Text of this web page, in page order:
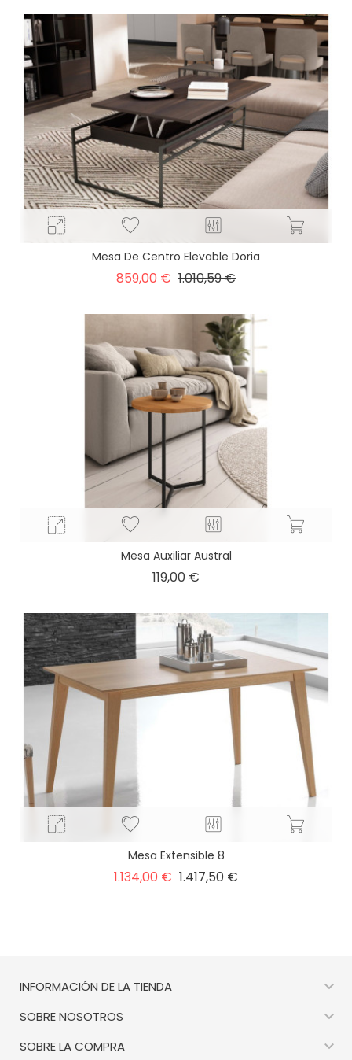
Mesa De Centro Elevable Doria
859,00 € Precio
1.010,59 €Precio
Mesa Auxiliar Austral
119,00 €
Mesa Extensible 8
1.134,00 € Precio
1.417,50 €Precio
INFORMACIÓN DE LA TIENDA 
SOBRE NOSOTROS 
SOBRE LA COMPRA 